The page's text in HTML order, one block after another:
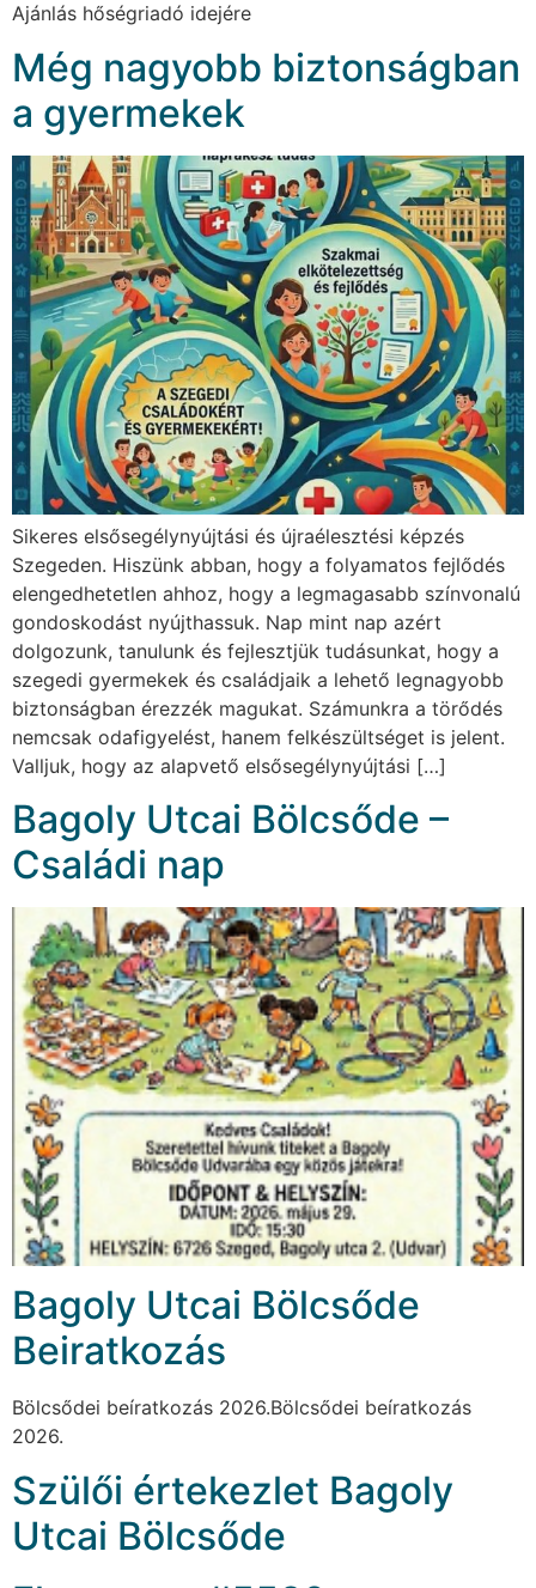
Ajánlás hőségriadó idejére
Még nagyobb biztonságban
a gyermekek
Sikeres elsősegélynyújtási és újraélesztési képzés
Szegeden. Hiszünk abban, hogy a folyamatos fejlődés
elengedhetetlen ahhoz, hogy a legmagasabb színvonalú
gondoskodást nyújthassuk. Nap mint nap azért
dolgozunk, tanulunk és fejlesztjük tudásunkat, hogy a
szegedi gyermekek és családjaik a lehető legnagyobb
biztonságban érezzék magukat. Számunkra a törődés
nemcsak odafigyelést, hanem felkészültséget is jelent.
Valljuk, hogy az alapvető elsősegélynyújtási […]
Bagoly Utcai Bölcsőde –
Családi nap
Bagoly Utcai Bölcsőde
Beiratkozás
Bölcsődei beíratkozás 2026.Bölcsődei beíratkozás
2026.
Szülői értekezlet Bagoly
Utcai Bölcsőde